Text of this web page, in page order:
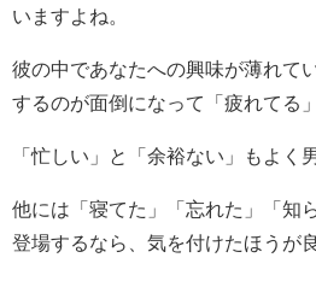
いますよね。
彼の中であなたへの興味が薄れて
するのが面倒になって「疲れてる
「忙しい」と「余裕ない」もよく
他には「寝てた」「忘れた」「知
登場するなら、気を付けたほうが